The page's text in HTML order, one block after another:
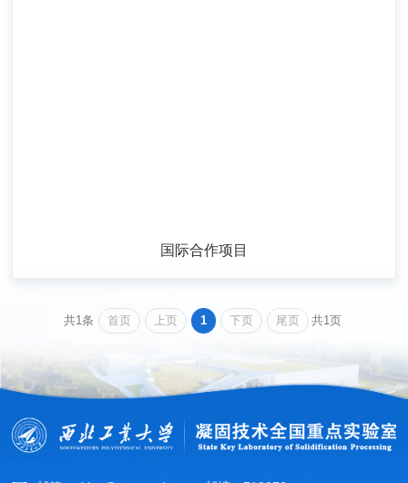
国际合作项目
共1条 首页 上页 1 下页 尾页 共1页